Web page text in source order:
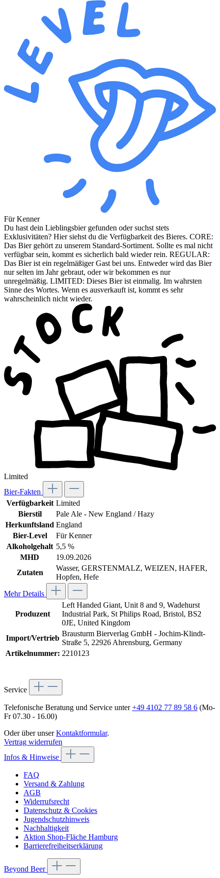
Für Kenner
Du hast dein Lieblingsbier gefunden oder suchst stets
Exklusivitäten? Hier siehst du die Verfügbarkeit des Bieres. CORE:
Das Bier gehört zu unserem Standard-Sortiment. Sollte es mal nicht
verfügbar sein, kommt es sicherlich bald wieder rein. REGULAR:
Das Bier ist ein regelmäßiger Gast bei uns. Entweder wird das Bier
nur selten im Jahr gebraut, oder wir bekommen es nur
unregelmäßig. LIMITED: Dieses Bier ist einmalig. Im wahrsten
Sinne des Wortes. Wenn es ausverkauft ist, kommt es sehr
wahrscheinlich nicht wieder.
Limited
Bier-Fakten
Verfügbarkeit Limited
Bierstil
Pale Ale - New England / Hazy
Herkunftsland England
Bier-Level
Für Kenner
Alkoholgehalt 5,5 %
MHD
19.09.2026
Zutaten
Wasser, GERSTENMALZ, WEIZEN, HAFER,
Hopfen, Hefe
Mehr Details
Produzent
Left Handed Giant, Unit 8 and 9, Wadehurst
Industrial Park, St Philips Road, Bristol, BS2
0JE, United Kingdom
Import/Vertrieb
Brausturm Bierverlag GmbH - Jochim-Klindt-
Straße 5, 22926 Ahrensburg, Germany
Artikelnummer: 2210123
Service
Telefonische Beratung und Service unter+49 4102 77 89 58 6 (Mo-
Fr 07.30 - 16.00)
Oder über unserKontaktformular.
Vertrag widerrufen
Infos & Hinweise
FAQ
Versand & Zahlung
AGB
Widerrufsrecht
Datenschutz & Cookies
Jugendschutzhinweis
Nachhaltigkeit
Aktion Shop-Fläche Hamburg
Barrierefreiheitserklärung
Beyond Beer